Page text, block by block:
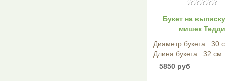
Букет на
мишек Тедди
Диаметр букета : 30
Длина букета : 32 см.
5850 руб